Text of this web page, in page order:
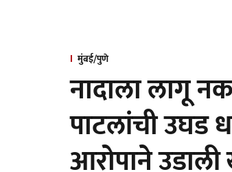
मुंबई/पुणे
नादाला लागू
पाटलांची उघड
आरोपाने